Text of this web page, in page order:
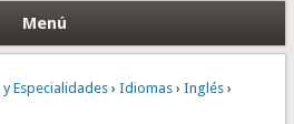
Menú
y Especialidades› Idiomas› Inglés›